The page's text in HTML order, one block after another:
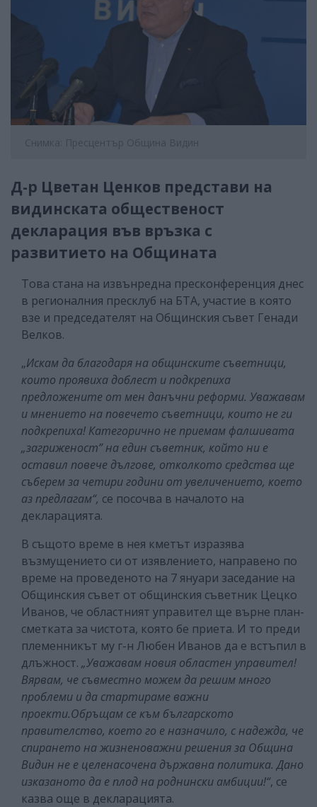
Снимка: Пресцентър Община Видин
Д-р Цветан Ценков представи на
видинската общественост
декларация във връзка с
развитието на Общината
Това стана на извънредна пресконференция днес
в регионалния пресклуб на БТА, участие в която
взе и председателят на Общинския съвет Генади
Велков.
„Искам да благодаря на общинските съветници,
които проявиха доблест и подкрепиха
предложените от мен данъчни реформи. Уважавам
и мнението на повечето съветници, които не ги
подкрепиха! Категорично не приемам фалшивата
„загриженост” на един съветник, който ни е
оставил повече дългове, отколкото средства ще
съберем за четири години от увеличението, което
аз предлагам“, се посочва в началото на
декларацията.
В същото време в нея кметът изразява
възмущението си от изявлението, направено по
време на проведеното на 7 януари заседание на
Общинския съвет от общинския съветник Цецко
Иванов, че областният управител ще върне план-
сметката за чистота, която бе приета. И то преди
племенникът му г-н Любен Иванов да е встъпил в
длъжност. „Уважавам новия областен управител!
Вярвам, че съвместно можем да решим много
проблеми и да стартираме важни
проекти.Обръщам се към българското
правителство, което го е назначило, с надежда, че
спирането на жизненоважни решения за Община
Видин не е целенасочена държавна политика. Дано
изказаното да е плод на роднински амбиции!“, се
казва още в декларацията.